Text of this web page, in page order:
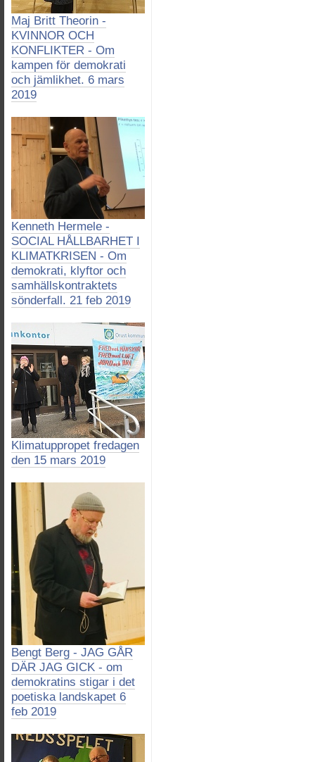
Maj Britt Theorin -
KVINNOR OCH
KONFLIKTER - Om
kampen för demokrati
och jämlikhet. 6 mars
2019
Kenneth Hermele -
SOCIAL HÅLLBARHET I
KLIMATKRISEN - Om
demokrati, klyftor och
samhällskontraktets
sönderfall. 21 feb 2019
Klimatuppropet fredagen
den 15 mars 2019
Bengt Berg - JAG GÅR
DÄR JAG GICK - om
demokratins stigar i det
poetiska landskapet 6
feb 2019